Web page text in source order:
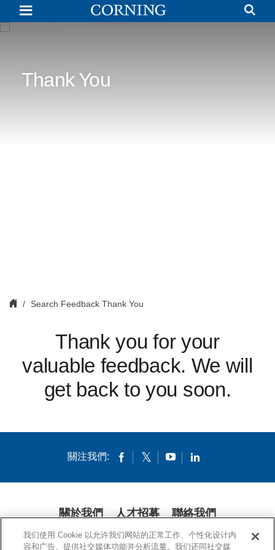
Thank
Thank You
Search Feedback Thank You
Thank you for your
valuable feedback. We will
get back to you soon.
關注我們:
關於我們 人才招募 聯絡我們
隱私條款 法律條款 COOKIES 公開聲明
我们使用 Cookie 以允许我们网站的正常工作、个性化设计内
容和广告、提供社交媒体功能并分析流量。我们还同社交媒